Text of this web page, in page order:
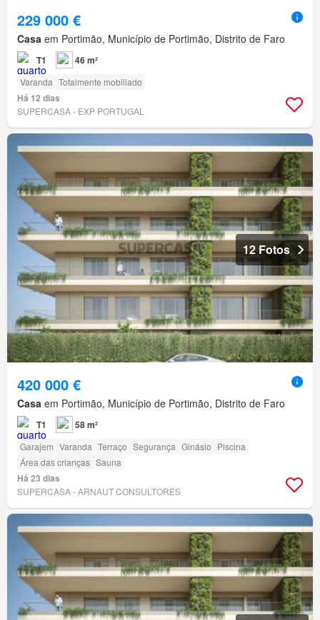
229 000 €
Casa em Portimão, Município de Portimão, Distrito de Faro
T1 46 m²
Varanda Totalmente mobiliado
Há 12 dias
SUPERCASA - EXP PORTUGAL
12 Fotos
420 000 €
Casa em Portimão, Município de Portimão, Distrito de Faro
T1 58 m²
Garajem Varanda Terraço Segurança Ginásio Piscina
Área das crianças Sauna
Há 23 dias
SUPERCASA - ARNAUT CONSULTORES